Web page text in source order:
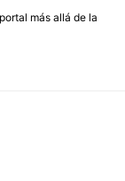
más allá de la